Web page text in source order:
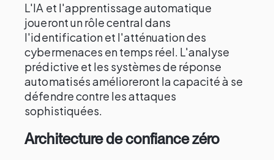
L'IA et l'apprentissage automatique
joueront un rôle central dans
l'identification et l'atténuation des
cybermenaces en temps réel. L'analyse
prédictive et les systèmes de réponse
automatisés amélioreront la capacité à se
défendre contre les attaques
sophistiquées.
Architecture de confiance zéro